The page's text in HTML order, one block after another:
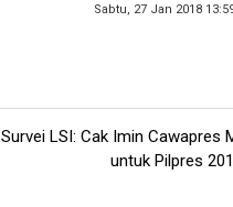
Sabtu, 27 Jan 2018
Survei LSI: Cak Imin Cawapres
untuk Pilpres